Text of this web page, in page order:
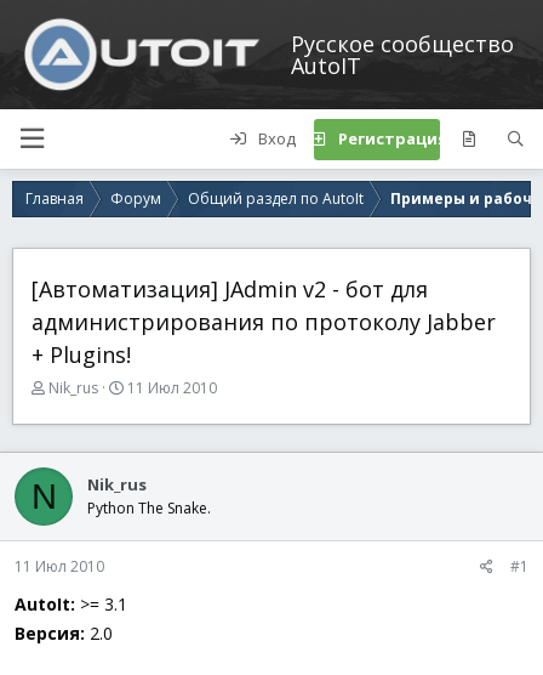
Русское сообщество
AutoIT
Вход Регистрация
Главная Форум Общий раздел по AutoIt Примеры и
[Автоматизация] JAdmin v2 - бот для
администрирования по протоколу Jabber
+ Plugins!
А
т
о
р
т
м
ы
Nik_rus
Д
т
а
а
ч
а
11 Июл 2010
N Nik_rus
Python The Snake.
11 Июл 2010 #1
AutoIt: >= 3.1
Версия: 2.0